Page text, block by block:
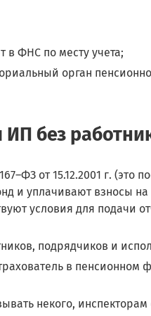
в ФНС по месту учета;
орган
без
от 15.12.2001 г. (это
и уплачивают взносы
условия для подачи
подрядчиков и
в пенсионном
некого,